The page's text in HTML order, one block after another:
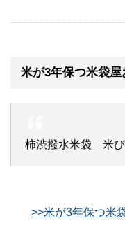
米が3年保つ米袋
柿渋撥水米袋 米
>>米が3年保つ米